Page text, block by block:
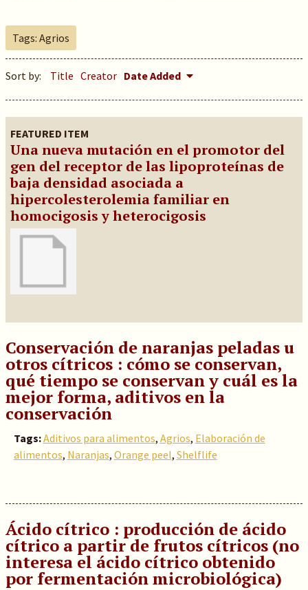
Tags: Agrios
Sort by: Title Creator Date Added
FEATURED ITEM
Una nueva mutación en el promotor del
gen del receptor de las lipoproteínas de
baja densidad asociada a
hipercolesterolemia familiar en
homocigosis y heterocigosis
Conservación de naranjas peladas u
otros cítricos : cómo se conservan,
qué tiempo se conservan y cuál es la
mejor forma, aditivos en la
conservación
Tags:Aditivos para alimentos, Agrios, Elaboración de
alimentos, Naranjas, Orange peel, Shelflife
Ácido cítrico : producción de ácido
cítrico a partir de frutos cítricos (no
interesa el ácido cítrico obtenido
por fermentación microbiológica)